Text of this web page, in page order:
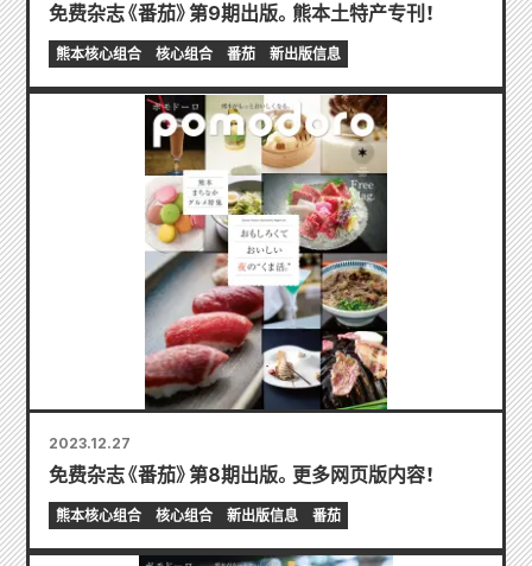
免费杂志《番茄》第9期出版。熊本土特产专刊！
熊本核心组合 核心组合 番茄 新出版信息
2023.12.27
免费杂志《番茄》第8期出版。更多网页版内容！
熊本核心组合 核心组合 新出版信息 番茄